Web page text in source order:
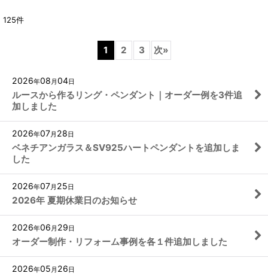
125件
1 2 3 次»
2026年08 月04日
ルースから作るリング・ペンダント｜オーダー例を3件追
加しました
2026年07月 28日
ベネチアンガラス＆SV925ハートペンダントを追加しま
した
2026年07月 25日
2026年 夏期休業日のお知らせ
2026年06 月 29日
オーダー制作・リフォーム事例を各１件追加しました
2026年05 月 26日